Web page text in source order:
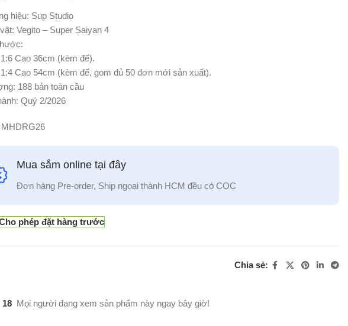
hiệu: Sup Studio
Vegito – Super Saiyan 4
Cao 36cm (kèm đế).
Cao 54cm (kèm đế, gom đủ 50 đơn mới sản xuất).
188 bản toàn cầu
Quý 2/2026
MHDRG26
Mua sắm online tại đây
Đơn hàng Pre-order, Ship ngoại thành HCM đều có CỌC
phép đặt hàng trước
Chia sẻ:
18 Mọi người đang xem sản phẩm này ngay bây giờ!